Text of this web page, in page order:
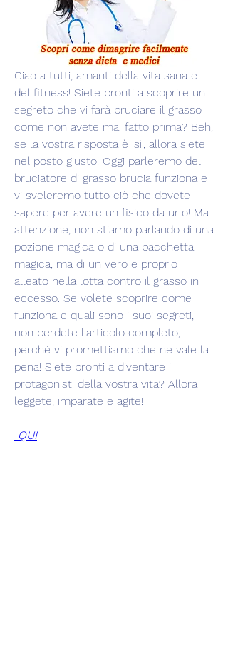
Ciao a tutti, amanti della vita sana e
del fitness! Siete pronti a scoprire un
segreto che vi farà bruciare il grasso
come non avete mai fatto prima? Beh,
se la vostra risposta è 'sì', allora siete
nel posto giusto! Oggi parleremo del
bruciatore di grasso brucia funziona e
vi sveleremo tutto ciò che dovete
sapere per avere un fisico da urlo! Ma
attenzione, non stiamo parlando di una
pozione magica o di una bacchetta
magica, ma di un vero e proprio
alleato nella lotta contro il grasso in
eccesso. Se volete scoprire come
funziona e quali sono i suoi segreti,
non perdete l'articolo completo,
perché vi promettiamo che ne vale la
pena! Siete pronti a diventare i
protagonisti della vostra vita? Allora
leggete, imparate e agite!
QUI